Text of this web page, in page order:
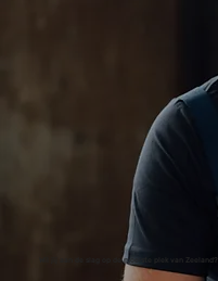
Wil jij aan de slag op de mooiste plek van Zeeland?